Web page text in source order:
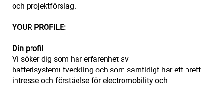
och projektförslag.
YOUR PROFILE:
Din profil
Vi söker dig som har erfarenhet av
batterisystemutveckling och som samtidigt har ett brett
intresse och förståelse för electromobility och